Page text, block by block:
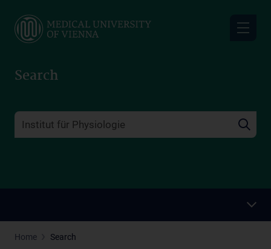
main
Search
Home Search